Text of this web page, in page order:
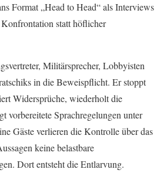
Format „Head to Head“ als Interviews
statt höflicher
Militärsprecher, Lobbyisten
in die Beweispflicht. Er stoppt
Widersprüche, wiederholt die
vorbereitete Sprachregelungen unter
Gäste verlieren die Kontrolle über das
keine belastbare
Dort entsteht die Entlarvung.